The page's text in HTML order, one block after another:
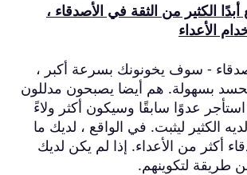
لا تضع أبدًا الكثير من الثقة في الأصدقاء ،
الأعداء
- سوف يخونونك بسرعة أكبر ،
بسهولة. هم أيضا يصبحون مدللون
عدوًا سابقًا وسيكون أكثر ولاءً
الكثير ليثبت. في الواقع ، لديك ما
أكثر من الأعداء. إذا لم يكن لديك
طريقة لتكوينهم.